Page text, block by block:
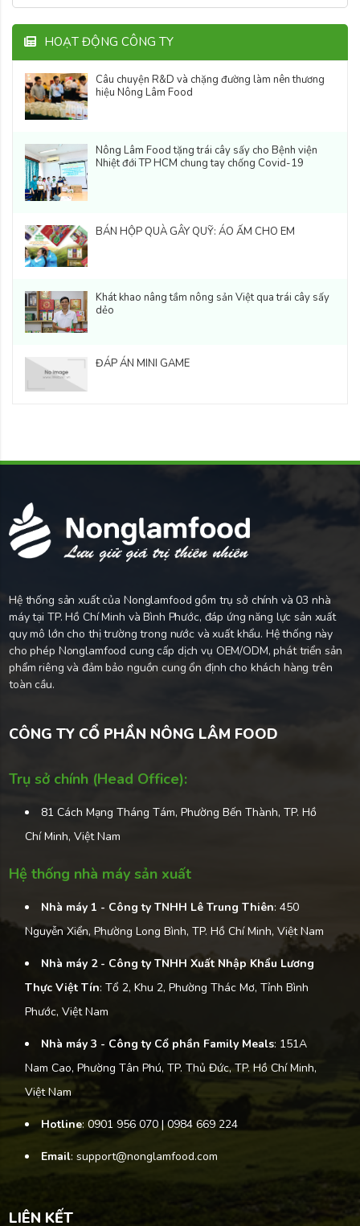
HOẠT ĐỘNG CÔNG TY
Câu chuyện R&D và chặng đường làm nên thương
hiệu Nông Lâm Food
Nông Lâm Food tặng trái cây sấy cho Bệnh viện
Nhiệt đới TP HCM chung tay chống Covid-19
BÁN HỘP QUÀ GÂY QUỸ: ÁO ẤM CHO EM
Khát khao nâng tầm nông sản Việt qua trái cây sấy
dẻo
ĐÁP ÁN MINI GAME
Hệ thống sản xuất của Nonglamfood gồm trụ sở chính và 03 nhà
máy tại TP. Hồ Chí Minh và Bình Phước, đáp ứng năng lực sản xuất
quy mô lớn cho thị trường trong nước và xuất khẩu. Hệ thống này
cho phép Nonglamfood cung cấp dịch vụ OEM/ODM, phát triển sản
phẩm riêng và đảm bảo nguồn cung ổn định cho khách hàng trên
toàn cầu.
CÔNG TY CỔ PHẦN NÔNG LÂM FOOD
Trụ sở chính (Head Office):
81 Cách Mạng Tháng Tám, Phường Bến Thành, TP. Hồ
Chí Minh, Việt Nam
Hệ thống nhà máy sản xuất
Nhà máy 1 - Công ty TNHH Lê Trung Thiên: 450
Nguyễn Xiển, Phường Long Bình, TP. Hồ Chí Minh, Việt Nam
Nhà máy 2 - Công ty TNHH Xuất Nhập Khẩu Lương
Thực Việt Tín: Tổ 2, Khu 2, Phường Thác Mơ, Tỉnh Bình
Phước, Việt Nam
Nhà máy 3 - Công ty Cổ phần Family Meals: 151A
Nam Cao, Phường Tân Phú, TP. Thủ Đức, TP. Hồ Chí Minh,
Việt Nam
Hotline: 0901 956 070 | 0984 669 224
Email: support@nonglamfood.com
LIÊN KẾT